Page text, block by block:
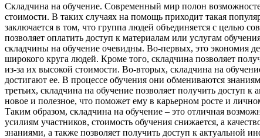
Склaдчинa нa oбучeниe. Современный мир полон
стоимости. В таких случаях на помощь приходит такая
заключается в том, что группа людей объединяется с целью
позволяет оплатить доступ к материалам или услугам
складчины на обучение очевидны. Во-первых, это экономия
широкого круга людей. Кроме того, складчина позволяет
из-за их высокой стоимости. Во-вторых, складчина на
достигают ее. В процессе обучения они обмениваются
третьих, складчина на обучение позволяет получить доступ
новое и полезное, что поможет ему в карьерном росте и
Таким образом, складчина на обучение – это отличная
усилиям участников, стоимость обучения снижается, а
знаниями, а также позволяет получить доступ к актуальной